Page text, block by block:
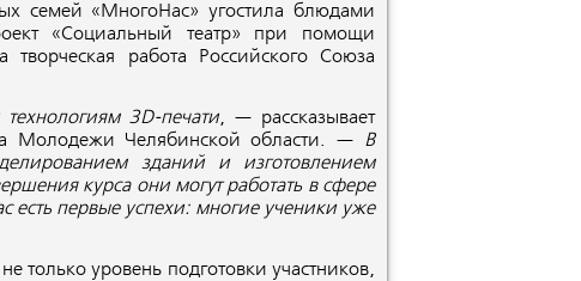
семей «МногоНас» угостила блюдами
«Социальный театр» при помощи
работа Российского Союза
3D-печати, — рассказывает
Молодежи Челябинской области. — В
зданий и изготовлением
курса они могут работать в сфере
есть первые успехи: многие ученики уже
только уровень подготовки участников,